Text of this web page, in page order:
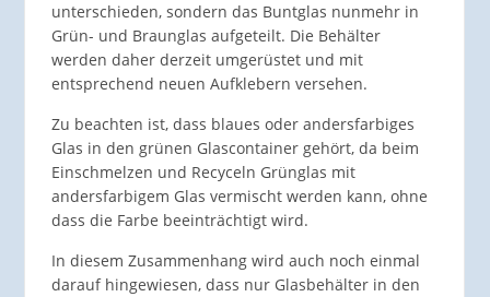
unterschieden, sondern das Buntglas nunmehr in
Grün- und Braunglas aufgeteilt. Die Behälter
werden daher derzeit umgerüstet und mit
entsprechend neuen Aufklebern versehen.
Zu beachten ist, dass blaues oder andersfarbiges
Glas in den grünen Glascontainer gehört, da beim
Einschmelzen und Recyceln Grünglas mit
andersfarbigem Glas vermischt werden kann, ohne
dass die Farbe beeinträchtigt wird.
In diesem Zusammenhang wird auch noch einmal
darauf hingewiesen, dass nur Glasbehälter in den